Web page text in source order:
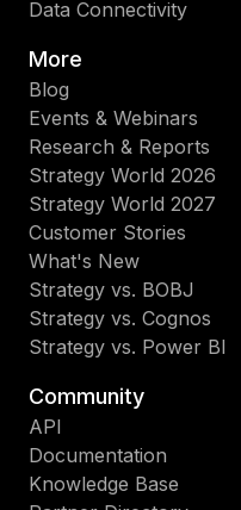
Data Connectivity
More
Blog
Events & Webinars
Research & Reports
Strategy World 2026
Strategy World 2027
Customer Stories
What's New
Strategy vs. BOBJ
Strategy vs. Cognos
Strategy vs. Power BI
Community
API
Documentation
Knowledge Base